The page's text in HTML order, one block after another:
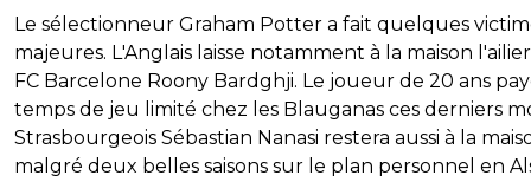
Le sélectionneur Graham Potter a fait quelques
majeures. L'Anglais laisse notamment à la maison
FC Barcelone Roony Bardghji. Le joueur de 20 ans
temps de jeu limité chez les Blauganas ces derniers
Strasbourgeois Sébastian Nanasi restera aussi à la
malgré deux belles saisons sur le plan personnel en